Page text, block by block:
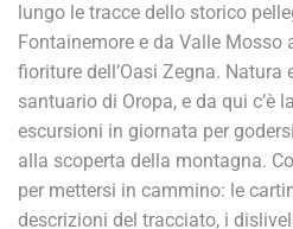
lungo le tracce dello storico
Fontainemore e da Valle Mosso
fioriture dell’Oasi Zegna. Natura
santuario di Oropa, e da qui c’è
escursioni in giornata per
alla scoperta della montagna.
per mettersi in cammino: le
descrizioni del tracciato, i